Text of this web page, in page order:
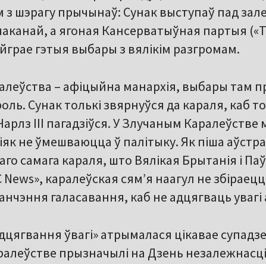
шэрагу прычынаў: Сунак выступаў пад
а ягоная Кансерватыўная партыя
гэтыя выбары з вялікім разгромам.
– афіцыйна манархія, выбары там
Сунак толькі звярнуўся да караля, каб
III пагадзіўся. У Злучаным
не ўмешваюцца ў палітыку. Як піша
самага караля, што Вялікая Брытанія і
каралеўская сям’я наагул не
галасавання, каб не адцягваць
ўвагі» атрымалася цікавае
прызначылі на Дзень